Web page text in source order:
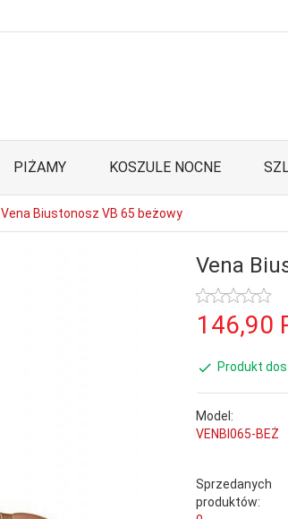
PIŻAMY KOSZULE NOCNE
Vena Biustonosz VB 65 beżowy
Vena
146,90
Produkt
Model:
VENBI065-BEŻ
Sprzedanych
produktów: